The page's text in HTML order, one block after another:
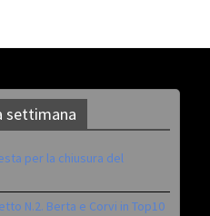
settimana
per la chiusura del
N.2. Berta e Corvi in Top10